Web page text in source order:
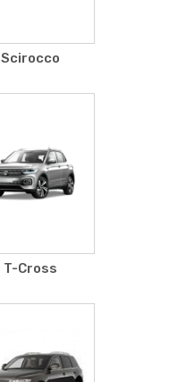
Scirocco
T-Cross